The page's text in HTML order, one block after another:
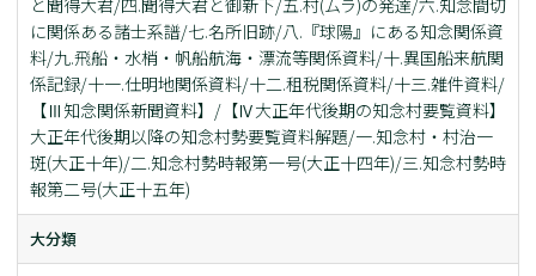
と聞得大君/四.聞得大君と御新下/五.村(ムラ)の発達/六.知念間切
に関係ある諸士系譜/七.名所旧跡/八.『球陽』にある知念関係資
料/九.飛船・水梢・帆船航海・漂流等関係資料/十.異国船来航関
係記録/十一.仕明地関係資料/十二.租税関係資料/十三.雑件資料/
【Ⅲ知念関係新聞資料】/【Ⅳ大正年代後期の知念村要覧資料】
大正年代後期以降の知念村勢要覧資料解題/一.知念村・村治一
斑(大正十年)/二.知念村勢時報第一号(大正十四年)/三.知念村勢時
報第二号(大正十五年)
大分類